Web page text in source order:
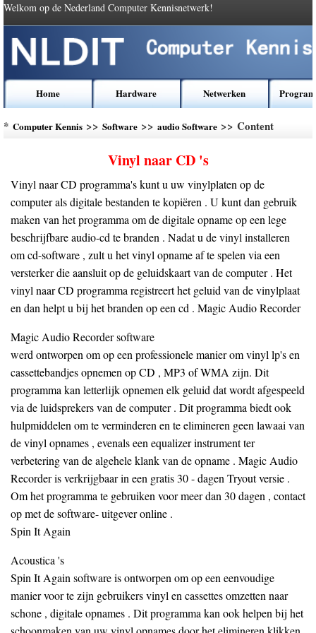
Welkom op de Nederland Computer Kennisnetwerk!
Home Hardware Netwerken
* Computer Kennis >> Software >> audio Software >> Content
Vinyl naar CD 's
Vinyl naar CD programma's kunt u uw vinylplaten op de
computer als digitale bestanden te kopiëren . U kunt dan gebruik
maken van het programma om de digitale opname op een lege
beschrijfbare audio-cd te branden . Nadat u de vinyl installeren
om cd-software , zult u het vinyl opname af te spelen via een
versterker die aansluit op de geluidskaart van de computer . Het
vinyl naar CD programma registreert het geluid van de vinylplaat
en dan helpt u bij het ​​branden op een cd . Magic Audio Recorder
Magic Audio Recorder software
werd ontworpen om op een professionele manier om vinyl lp's en
cassettebandjes opnemen op CD , MP3 of WMA zijn. Dit
programma kan letterlijk opnemen elk geluid dat wordt afgespeeld
via de luidsprekers van de computer . Dit programma biedt ook
hulpmiddelen om te verminderen en te elimineren geen lawaai van
de vinyl opnames , evenals een equalizer instrument ter
verbetering van de algehele klank van de opname . Magic Audio
Recorder is verkrijgbaar in een gratis 30 - dagen Tryout versie .
Om het programma te gebruiken voor meer dan 30 dagen , contact
op met de software- uitgever online .
Spin It Again
Acoustica 's
Spin It Again software is ontworpen om op een eenvoudige
manier voor te zijn gebruikers vinyl en cassettes omzetten naar
schone , digitale opnames . Dit programma kan ook helpen bij het